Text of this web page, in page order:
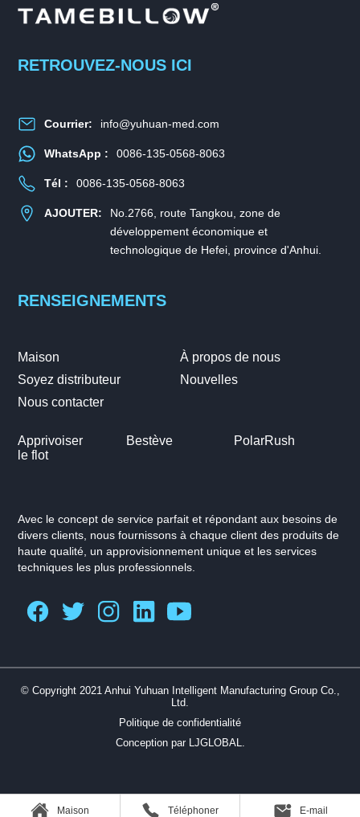
RETROUVEZ-NOUS ICI
Courrier: info@yuhuan-med.com
WhatsApp : 0086-135-0568-8063
Tél : 0086-135-0568-8063
AJOUTER:
No.2766, route Tangkou, zone de
développement économique et
technologique de Hefei, province d'Anhui.
RENSEIGNEMENTS
Maison
À propos de nous
Soyez distributeur
Nouvelles
Nous contacter
Apprivoiser
le flot
Bestève PolarRush
Avec le concept de service parfait et répondant aux besoins de
divers clients, nous fournissons à chaque client des produits de
haute qualité, un approvisionnement unique et les services
techniques les plus professionnels.
© Copyright 2021 Anhui Yuhuan Intelligent Manufacturing Group Co.,
Ltd.
Politique de confidentialité
Conception par LJGLOBAL.
Maison Téléphoner E-mail